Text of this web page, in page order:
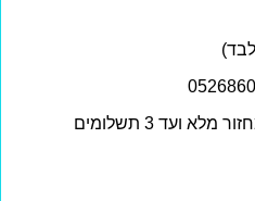
ניתן לשלם עד 4 תשלומים במחזור מלא ועד 3 תשלומים